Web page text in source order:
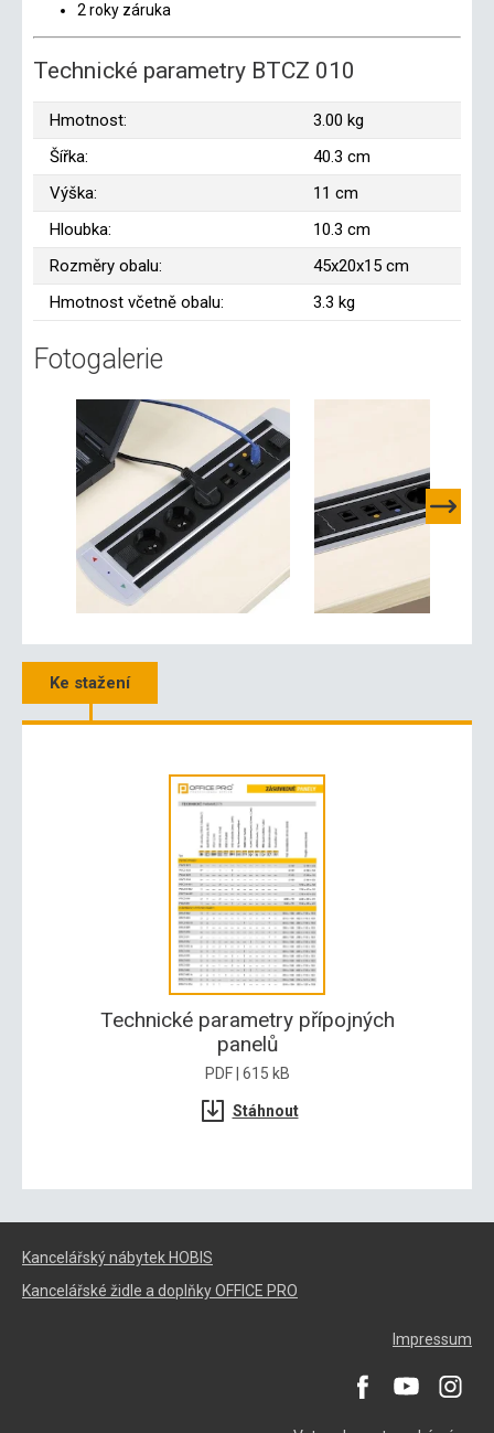
2 roky záruka
Technické parametry BTCZ 010
Hmotnost:
3.00 kg
Šířka:
40.3 cm
Výška:
11 cm
Hloubka:
10.3 cm
Rozměry obalu:
45x20x15 cm
Hmotnost včetně obalu:
3.3 kg
Fotogalerie
Ke stažení
Technické parametry přípojných
panelů
PDF | 615 kB
Stáhnout
Kancelářský nábytek HOBIS
Kancelářské židle a doplňky OFFICE PRO
Impressum